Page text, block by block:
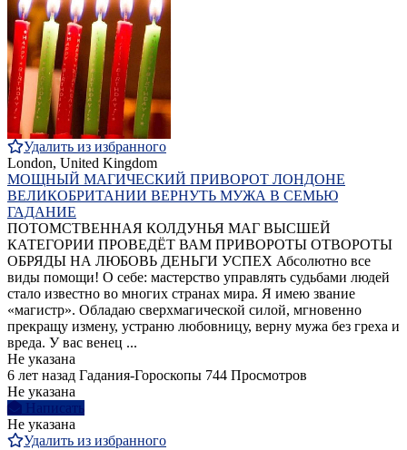
Удалить из избранного
London, United Kingdom
МОЩНЫЙ МАГИЧЕСКИЙ ПРИВОРОТ ЛОНДОНЕ
ВЕЛИКОБРИТАНИИ ВЕРНУТЬ МУЖА В СЕМЬЮ
ГАДАНИЕ
ПОТОМСТВЕННАЯ КОЛДУНЬЯ МАГ ВЫСШЕЙ
КАТЕГОРИИ ПРОВЕДЁТ ВАМ ПРИВОРОТЫ ОТВОРОТЫ
ОБРЯДЫ НА ЛЮБОВЬ ДЕНЬГИ УСПЕХ Абсолютно все
виды помощи! О себе: мастерство управлять судьбами людей
стало известно во многих странах мира. Я имею звание
«магистр». Обладаю сверхмагической силой, мгновенно
прекращу измену, устраню любовницу, верну мужа без греха и
вреда. У вас венец ...
Не указана
6 лет назад Гадания-Гороскопы 744 Просмотров
Не указана
Написать
Не указана
Удалить из избранного